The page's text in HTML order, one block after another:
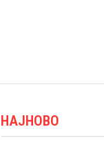
НАЈНОВО